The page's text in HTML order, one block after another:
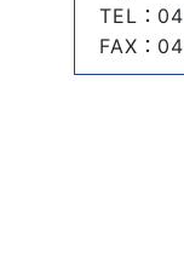
TEL ：
FAX ：